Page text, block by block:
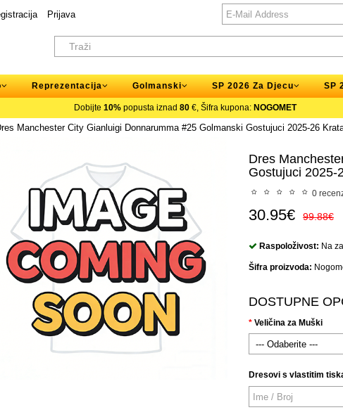
Prijava
Reprezentacija Golmanski SP 2026 Za Djecu SP
Dobijte 10% popusta iznad 80 €, Šifra kupona: NOGOMET
Manchester City Gianluigi Donnarumma #25 Golmanski Gostujuci 2025-26
Dres
Gostujuci 2025-
0
30.95€ 99.88€
Raspoloživost: Na
Šifra proizvoda:
DOSTUPNE
Veličina za Muški
Dresovi s vlastitim